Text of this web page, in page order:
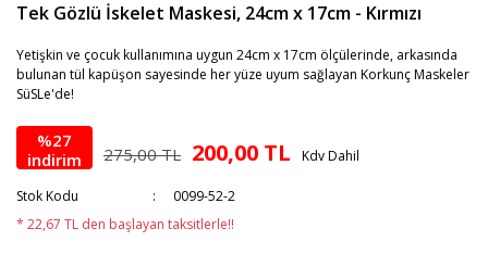
Tek Gözlü İskelet Maskesi, 24cm x 17cm - Kırmızı
Yetişkin ve çocuk kullanımına uygun 24cm x 17cm ölçülerinde, arkasında
bulunan tül kapüşon sayesinde her yüze uyum sağlayan Korkunç Maskeler
SüSLe'de!
%27
indirim
275,00 TL 200,00 TL Kdv Dahil
Stok Kodu
0099-52-2
* 22,67 TL den başlayan taksitlerle!!